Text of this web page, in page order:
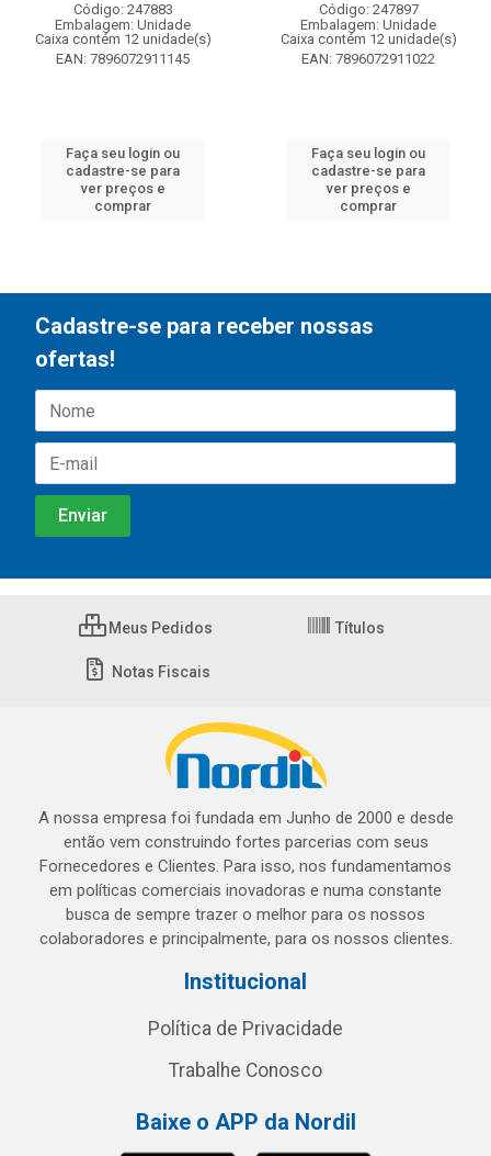
Código: 247883
Embalagem: Unidade
Caixa contém 12 unidade(s)
EAN: 7896072911145
Faça seu login ou
cadastre-se para
ver preços e
comprar
Código: 247897
Embalagem: Unidade
Caixa contém 12 unidade(s)
EAN: 7896072911022
Faça seu login ou
cadastre-se para
ver preços e
comprar
Cadastre-se para receber nossas
ofertas!
Meus Pedidos Títulos
Notas Fiscais
A nossa empresa foi fundada em Junho de 2000 e desde
então vem construindo fortes parcerias com seus
Fornecedores e Clientes. Para isso, nos fundamentamos
em políticas comerciais inovadoras e numa constante
busca de sempre trazer o melhor para os nossos
colaboradores e principalmente, para os nossos clientes.
Institucional
Política de Privacidade
Trabalhe Conosco
Baixe o APP da Nordil